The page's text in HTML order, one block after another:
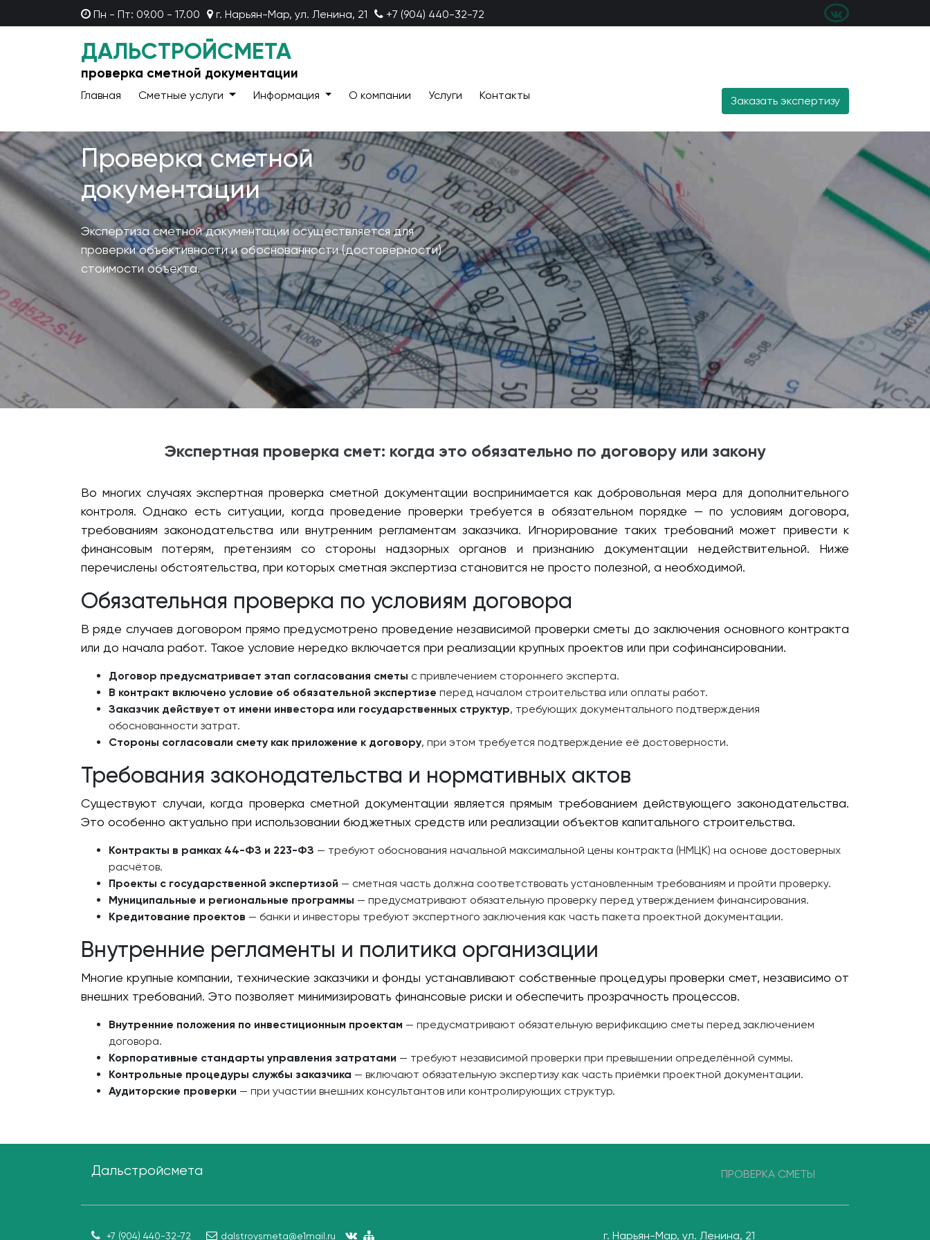
Пн - Пт: 09.00 - 17.00 г. Нарьян-Мар, ул. Ленина, 21 +7 (904) 440-32-72
ДАЛЬСТРОЙСМЕТА
проверка сметной документации
Главная Сметные услуги Информация О компании Услуги Контакты Заказать экспертизу
Проверка сметной
документации
Экспертиза сметной документации осуществляется для
проверки объективности и обоснованности (достоверности)
стоимости объекта.
Экспертная проверка смет: когда это обязательно по договору или закону
Во многих случаях экспертная проверка сметной документации воспринимается как добровольная мера для дополнительного
контроля. Однако есть ситуации, когда проведение проверки требуется в обязательном порядке — по условиям договора,
требованиям законодательства или внутренним регламентам заказчика. Игнорирование таких требований может привести к
финансовым потерям, претензиям со стороны надзорных органов и признанию документации недействительной. Ниже
перечислены обстоятельства, при которых сметная экспертиза становится не просто полезной, а необходимой.
Обязательная проверка по условиям договора
В ряде случаев договором прямо предусмотрено проведение независимой проверки сметы до заключения основного контракта
или до начала работ. Такое условие нередко включается при реализации крупных проектов или при софинансировании.
Договор предусматривает этап согласования сметы с привлечением стороннего эксперта.
В контракт включено условие об обязательной экспертизе перед началом строительства или оплаты работ.
Заказчик действует от имени инвестора или государственных структур, требующих документального подтверждения
обоснованности затрат.
Стороны согласовали смету как приложение к договору, при этом требуется подтверждение её достоверности.
Требования законодательства и нормативных актов
Существуют случаи, когда проверка сметной документации является прямым требованием действующего законодательства.
Это особенно актуально при использовании бюджетных средств или реализации объектов капитального строительства.
Контракты в рамках 44-ФЗ и 223-ФЗ — требуют обоснования начальной максимальной цены контракта (НМЦК) на основе достоверных
расчётов.
Проекты с государственной экспертизой — сметная часть должна соответствовать установленным требованиям и пройти проверку.
Муниципальные и региональные программы — предусматривают обязательную проверку перед утверждением финансирования.
Кредитование проектов — банки и инвесторы требуют экспертного заключения как часть пакета проектной документации.
Внутренние регламенты и политика организации
Многие крупные компании, технические заказчики и фонды устанавливают собственные процедуры проверки смет, независимо от
внешних требований. Это позволяет минимизировать финансовые риски и обеспечить прозрачность процессов.
Внутренние положения по инвестиционным проектам — предусматривают обязательную верификацию сметы перед заключением
договора.
Корпоративные стандарты управления затратами — требуют независимой проверки при превышении определённой суммы.
Контрольные процедуры службы заказчика — включают обязательную экспертизу как часть приёмки проектной документации.
Аудиторские проверки — при участии внешних консультантов или контролирующих структур.
Дальстройсмета ПРОВЕРКА СМЕТЫ
+7 (904) 440-32-72 dalstroysmeta@e1mail.ru г. Нарьян-Мар, ул. Ленина, 21